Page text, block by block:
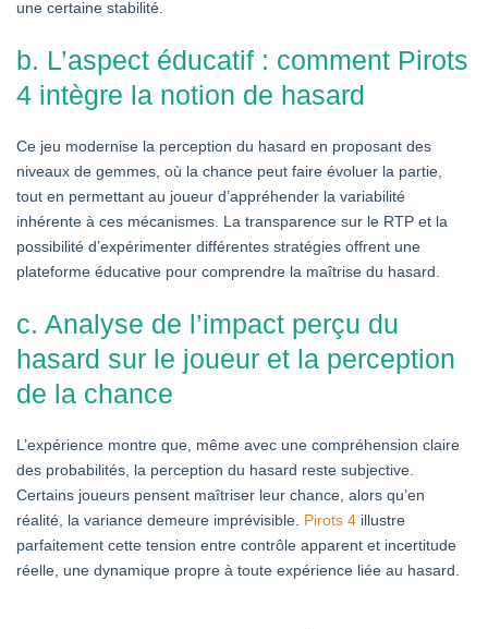
une certaine stabilité.
b. L’aspect éducatif : comment Pirots
4 intègre la notion de hasard
Ce jeu modernise la perception du hasard en proposant des
niveaux de gemmes, où la chance peut faire évoluer la partie,
tout en permettant au joueur d’appréhender la variabilité
inhérente à ces mécanismes. La transparence sur le RTP et la
possibilité d’expérimenter différentes stratégies offrent une
plateforme éducative pour comprendre la maîtrise du hasard.
c. Analyse de l’impact perçu du
hasard sur le joueur et la perception
de la chance
L’expérience montre que, même avec une compréhension claire
des probabilités, la perception du hasard reste subjective.
Certains joueurs pensent maîtriser leur chance, alors qu’en
réalité, la variance demeure imprévisible. Pirots 4 illustre
parfaitement cette tension entre contrôle apparent et incertitude
réelle, une dynamique propre à toute expérience liée au hasard.